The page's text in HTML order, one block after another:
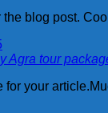
blog post.
Agra tour
for your